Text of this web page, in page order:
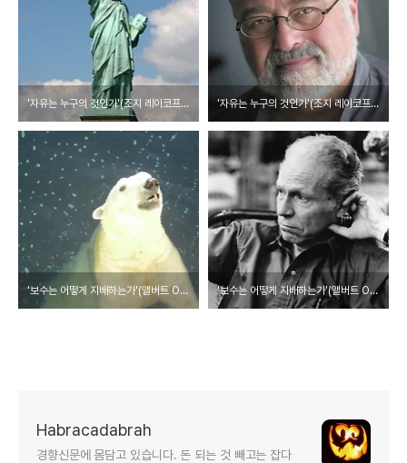
'자유는 누구의 것인가'(조지 레이코프/웅진지식하우스)-2 '자유는 누구의 것인가'(조지 레이코프/웅진지식하우스)-1
'보수는 어떻게 지배하는가'(앨버트 O 허시먼, 웅진지식하우스)-2 '보수는 어떻게 지배하는가'(앨버트 O 허시먼, 웅진지식하우스)-1
Habracadabrah
경향신문에 몸담고 있습니다. 돈 되는 것 빼고는 잡다